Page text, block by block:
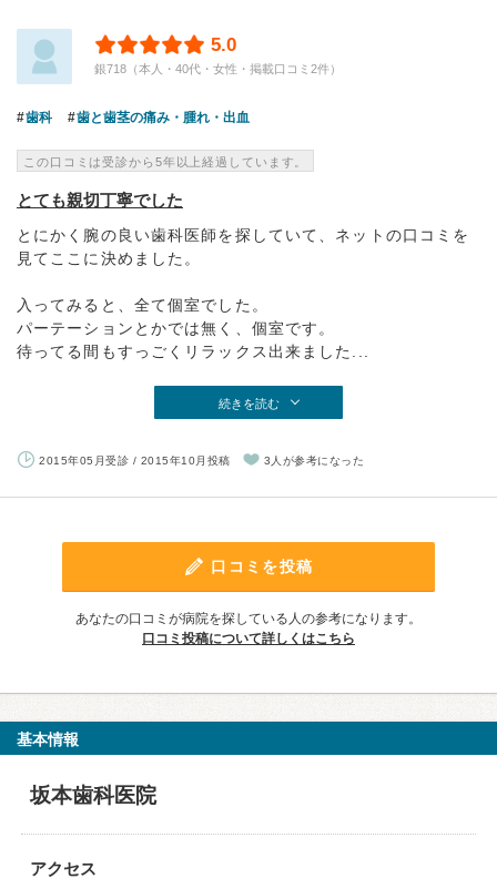
5.0
銀718（本人・40代・女性・掲載口コミ2件）
歯科 歯と歯茎の痛み・腫れ・出血
この口コミは受診から5年以上経過しています。
とても親切丁寧でした
とにかく腕の良い歯科医師を探していて、ネットの口コミを
見てここに決めました。
入ってみると、全て個室でした。
パーテーションとかでは無く、個室です。
待ってる間もすっごくリラックス出来ました...
続きを読む
2015年05月受診 / 2015年10月投稿 3人が参考になった
口コミを投稿
あなたの口コミが病院を探している人の参考になります。
口コミ投稿について詳しくはこちら
基本情報
坂本歯科医院
アクセス